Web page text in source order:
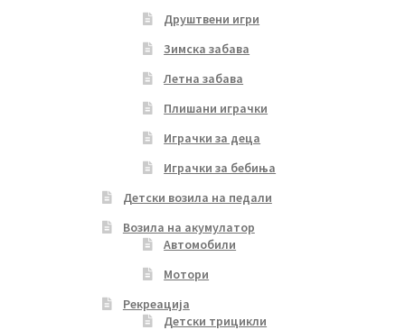
Друштвени игри
Зимска забава
Летна забава
Плишани играчки
Играчки за деца
Играчки за бебиња
Детски возила на педали
Возила на акумулатор
Автомобили
Мотори
Рекреација
Детски трицикли